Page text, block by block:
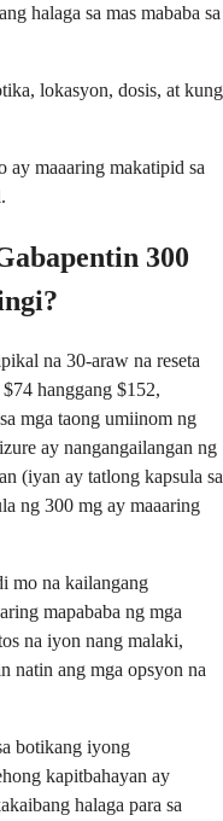
halaga sa mas mababa sa
lokasyon, dosis, at kung
ay maaaring makatipid sa
300
na 30-araw na reseta
hanggang $152,
mga taong umiinom ng
ay nangangailangan ng
(iyan ay tatlong kapsula sa
ng 300 mg ay maaaring
mo na kailangang
mapababa ng mga
na iyon nang malaki,
natin ang mga opsyon na
botikang iyong
kapitbahayan ay
halaga para sa